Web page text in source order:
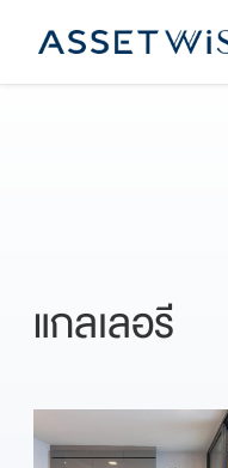
content
แกลเลอรี